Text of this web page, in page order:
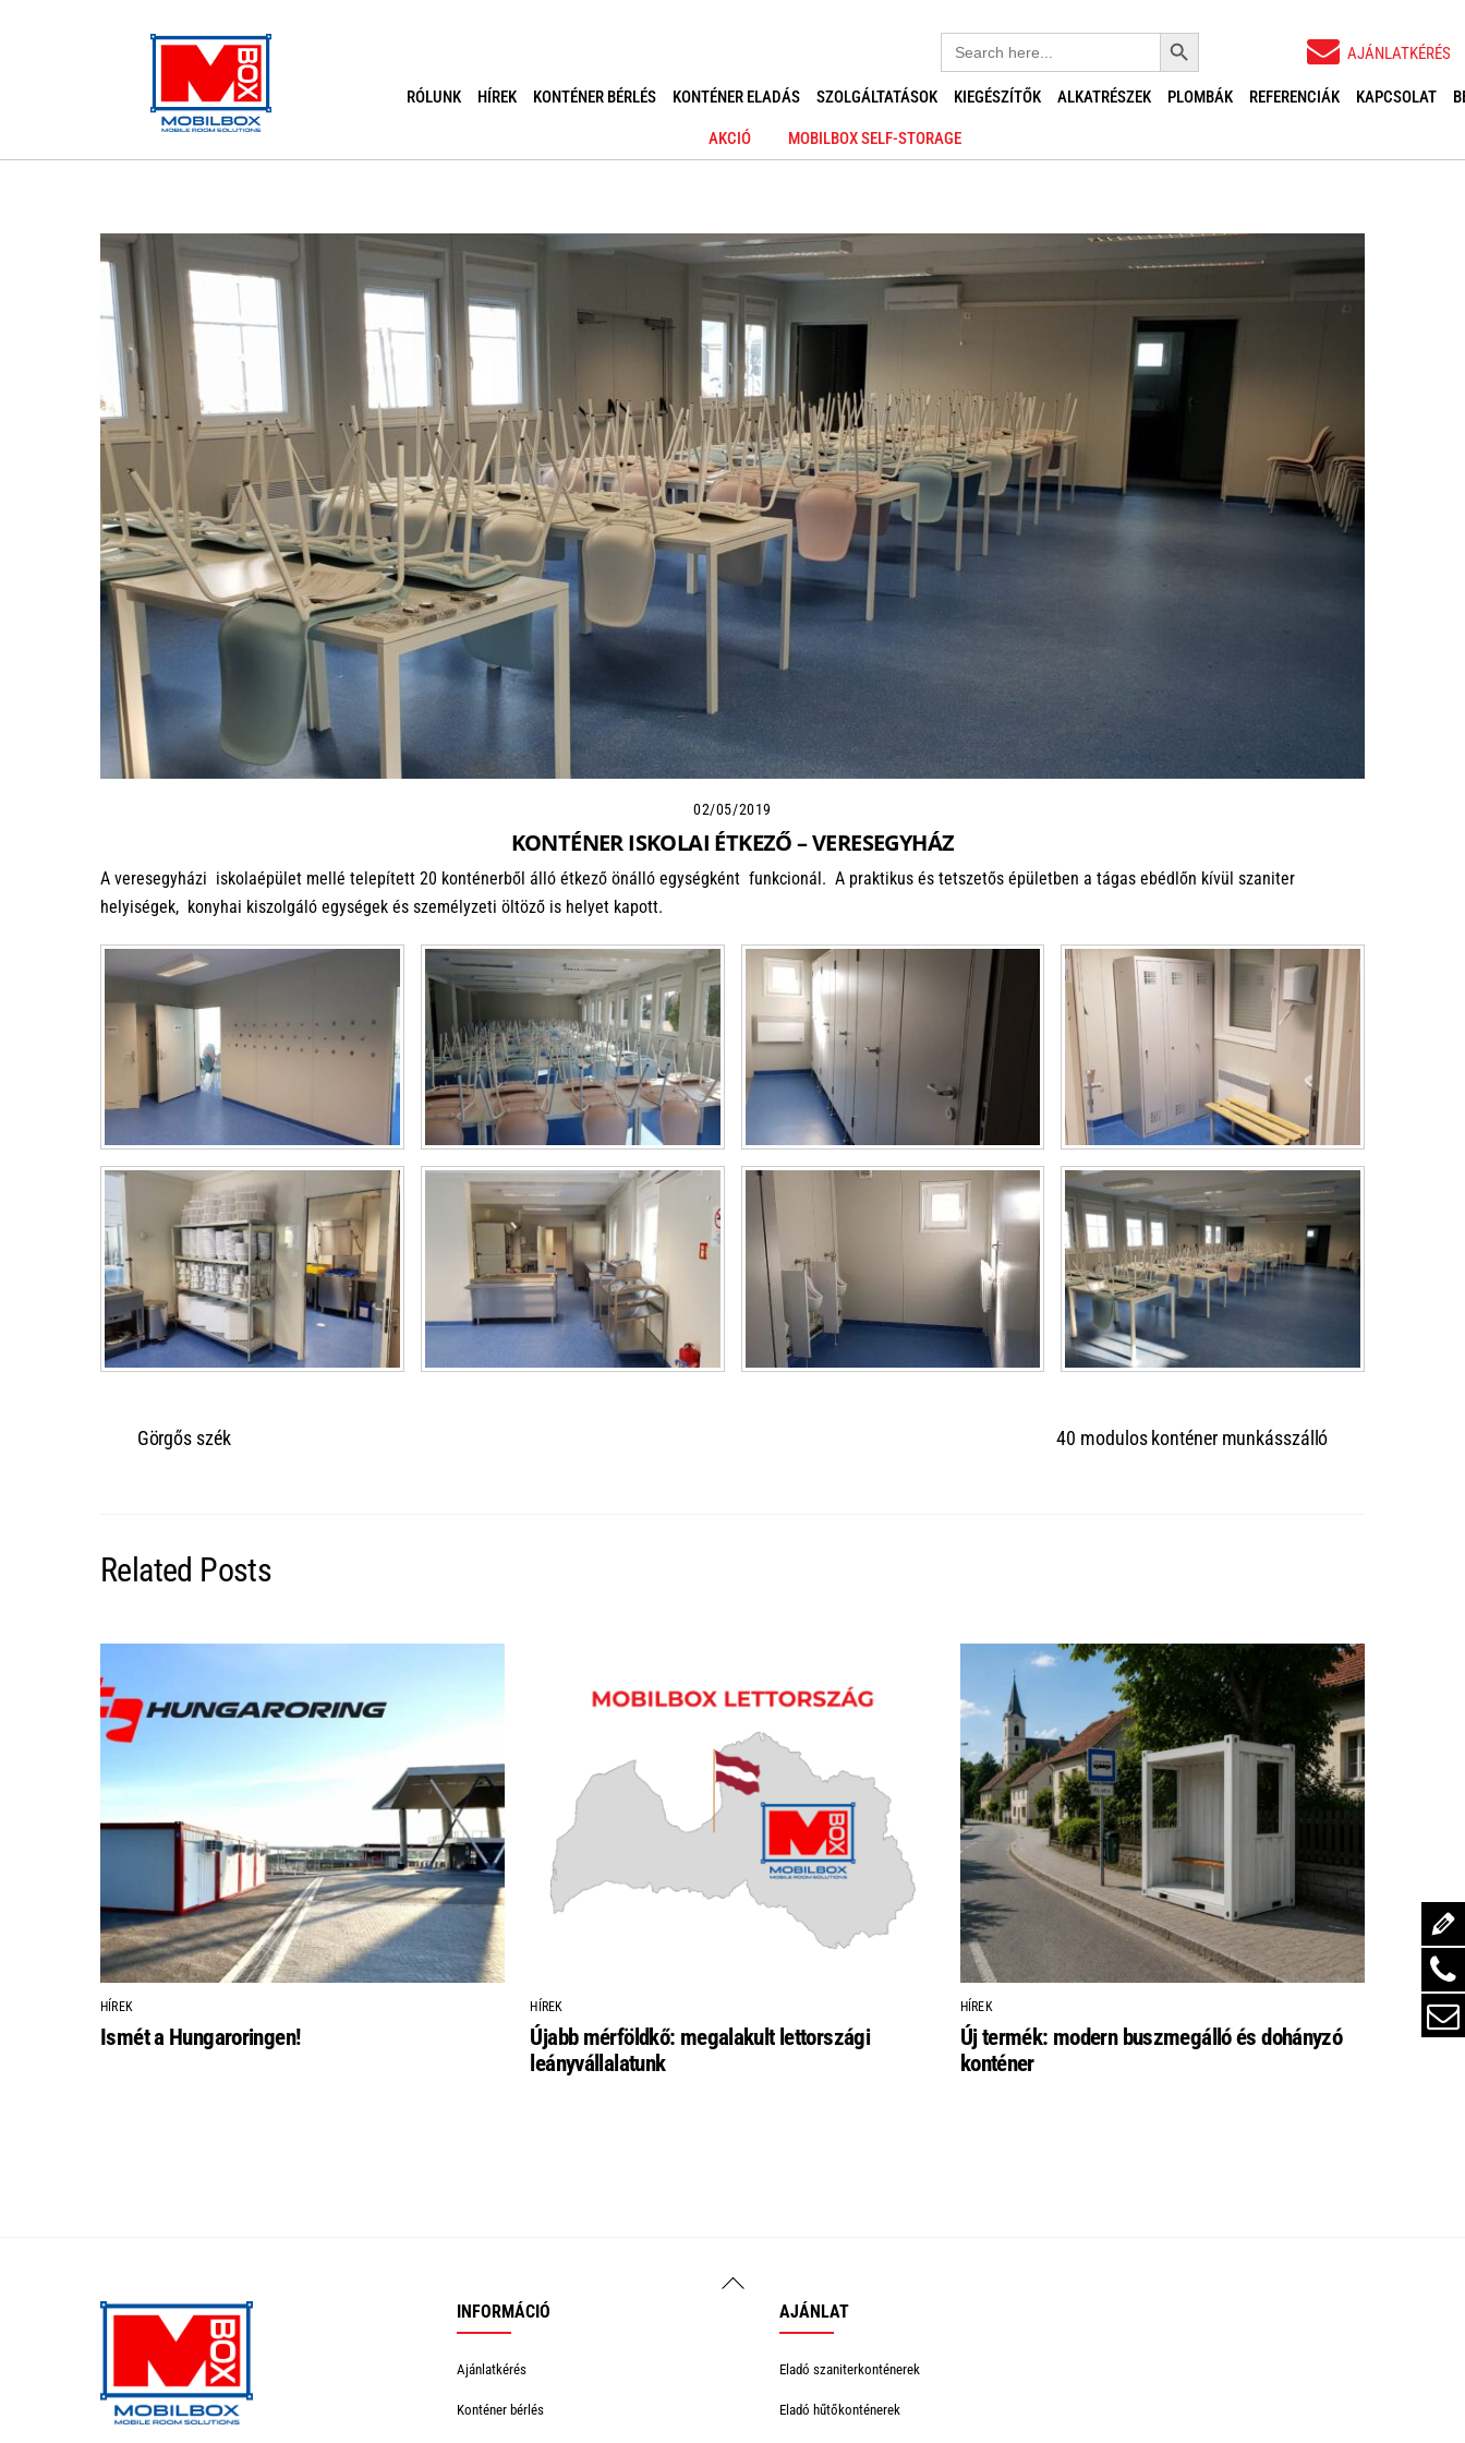
Search
for:
Search Button
AJÁNLATKÉRÉS
RÓLUNK HÍREK KONTÉNER BÉRLÉS KONTÉNER ELADÁS SZOLGÁLTATÁSOK KIEGÉSZÍTŐK ALKATRÉSZEK PLOMBÁK REFERENCIÁK KAPCSOLAT
AKCIÓ MOBILBOX SELF-STORAGE
02/05/2019
KONTÉNER ISKOLAI ÉTKEZŐ – VERESEGYHÁZ
A veresegyházi iskolaépület mellé telepített 20 konténerből álló étkező önálló egységként funkcionál. A praktikus és tetszetős épületben a tágas ebédlőn kívül szaniter
helyiségek, konyhai kiszolgáló egységek és személyzeti öltöző is helyet kapott.
Görgős szék 40 modulos konténer munkásszálló
Related Posts
HÍREK
Ismét a Hungaroringen!
HÍREK
Újabb mérföldkő: megalakult lettországi
leányvállalatunk
HÍREK
Új termék: modern buszmegálló és dohányzó
konténer
Back
INFORMÁCIÓ
Ajánlatkérés
Konténer bérlés
AJÁNLAT
Eladó szaniterkonténerek
Eladó hűtőkonténerek